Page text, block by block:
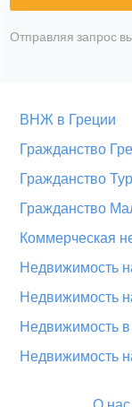
Отправляя запрос
ВНЖ в Греции
Гражданство
Гражданство
Гражданство
Коммерческая
Недвижимость
Недвижимость
Недвижимость
Недвижимость